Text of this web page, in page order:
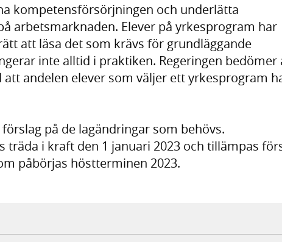
kompetensförsörjningen och underlätta
arbetsmarknaden. Elever på yrkesprogram har
att läsa det som krävs för grundläggande
inte alltid i praktiken. Regeringen bedömer
andelen elever som väljer ett yrkesprogram
på de lagändringar som behövs.
träda i kraft den 1 januari 2023 och tillämpas
påbörjas höstterminen 2023.